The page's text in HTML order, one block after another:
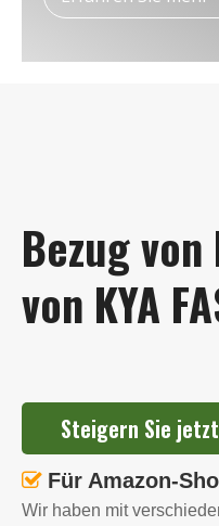
Erhältlich in Längen von
und gerader Führung.
Die verzinkte
und
Bezug
von KYA
Steigern Sie
 Für Amazon-
Wir haben mit